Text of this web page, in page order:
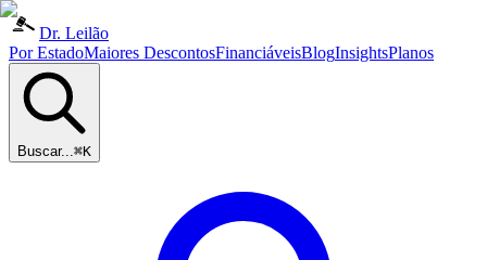
Dr. Leilão
Por EstadoMaiores DescontosFinanciáveisBlogInsightsPlanos
Buscar...⌘K